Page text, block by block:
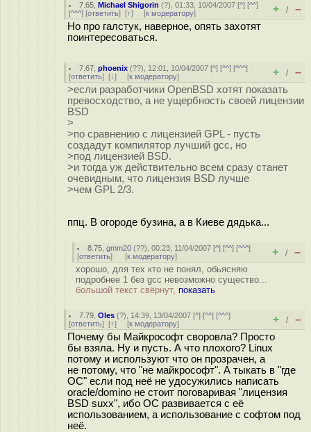
7.65 ,Michael Shigorin (?), 01:33, 10/04/2007 [^] [^^]
[^^^] [ответить] [↑] [к модератору] + / –
Но про галстук, наверное, опять захотят
поинтересоваться.
7.67 ,phoenix (??), 12:01, 10/04/2007 [^] [^^] [^^^]
[ответить] [↓] [к модератору] + / –
>если разработчики OpenBSD хотят показать
превосходство, а не ущербность своей лицензии
BSD
>
>по сравнению с лицензией GPL - пусть
создадут компилятор лучший gcc, но
>под лицензией BSD.
>и тогда уж действительно всем сразу станет
очевидным, что лицензия BSD лучше
>чем GPL 2/3.
ппц. В огороде бузина, а в Киеве дядька...
8.75 ,gmm20 (??), 00:23, 11/04/2007 [^] [^^] [^^^]
[ответить] [к модератору] + / –
хорошо, для тех кто не понял, обьясняю
подробнее 1 без gcc невозможно существо...
большой текст свёрнут, показать
7.79 ,Oles (?), 14:39, 13/04/2007 [^] [^^] [^^^]
[ответить] [↑] [к модератору] + / –
Почему бы Майкрософт своровла? Просто
бы взяла. Ну и пусть. А что плохого? Linux
потому и используют что он прозрачен, а
не потому, что "не майкрософт". А тыкать в "где
ОС" если под неё не удосужились написать
oracle/domino не стоит поговаривая "лицензия
BSD suxx", ибо ОС развивается с её
использованием, а использование с софтом под
неё.